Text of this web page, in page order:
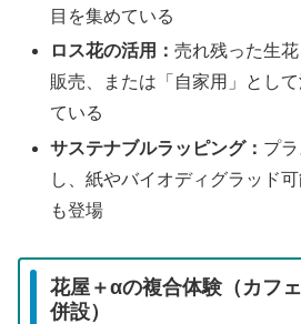
目を集めている
ロス花の活用：売れ残った生
販売、または「自家用」とし
ている
サステナブルラッピング： プ
し、紙やバイオディグラッド
も登場
花屋＋αの複合体験（カフ
併設）